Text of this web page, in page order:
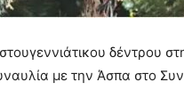
δέντρου
με την Άσπα στο